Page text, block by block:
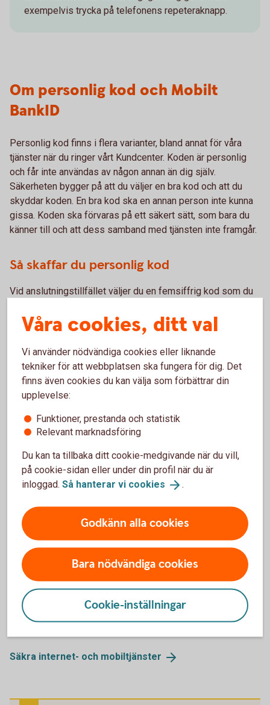
exempelvis trycka på telefonens repeteraknapp.
Om personlig kod och Mobilt
BankID
Personlig kod finns i flera varianter, bland annat för våra
tjänster när du ringer vårt Kundcenter. Koden är personlig
och får inte användas av någon annan än dig själv.
Säkerheten bygger på att du väljer en bra kod och att du
skyddar koden. En bra kod ska en annan person inte kunna
gissa. Koden ska förvaras på ett säkert sätt, som bara du
känner till och att dess samband med tjänsten inte framgår.
Så skaffar du personlig kod
Vid anslutningstillfället väljer du en femsiffrig kod som du
Du ansluter dig direkt i internetbanken. Är du ny kund i
du välkommen in på närmaste bankkontor.
Din personliga kod kan du byta när som helst i
internetbanken eller i självbetjäning:
Ring Kundcenter Privat på 0771-22 11 22 eller Företag
på 0771-33 44 33.
Välj därefter 92# och byt din kod enligt
instruktionsrösten.
Så skaffar du Mobilt BankID
Även Mobilt BankID skaffar du direkt i internetbanken.
Läs mer om Mobilt BankID
Mer information
Säkra internet- och mobiltjänster
Våra cookies, ditt val
Vi använder nödvändiga cookies eller liknande
tekniker för att webbplatsen ska fungera för dig. Det
finns även cookies du kan välja som förbättrar din
upplevelse:
Funktioner, prestanda och statistik
Relevant marknadsföring
Du kan ta tillbaka ditt cookie-medgivande när du vill,
på cookie-sidan eller under din profil när du är
inloggad. Så hanterar vi cookies .
Godkänn alla cookies
Bara nödvändiga cookies
Cookie-inställningar